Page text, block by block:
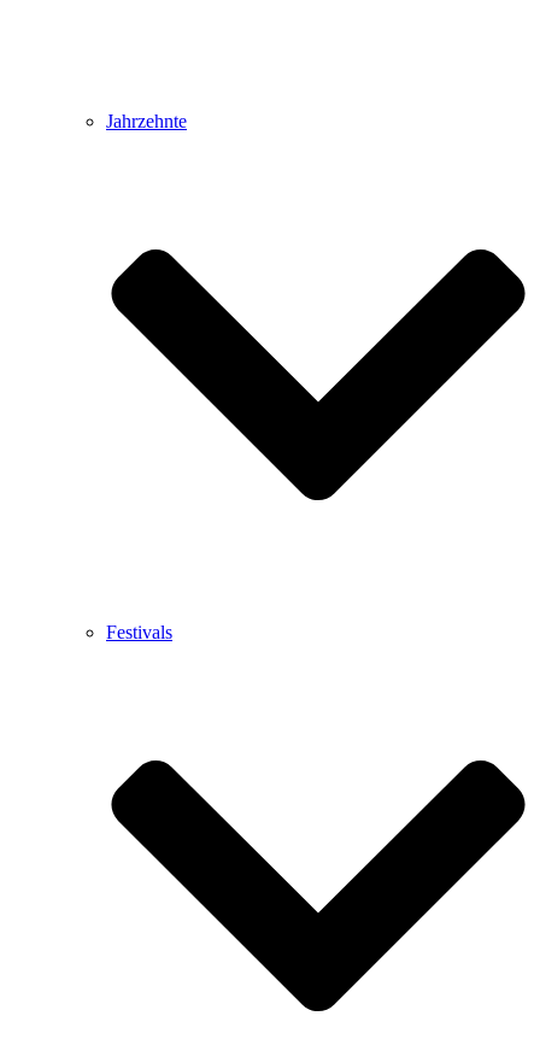
Jahrzehnte
Festivals